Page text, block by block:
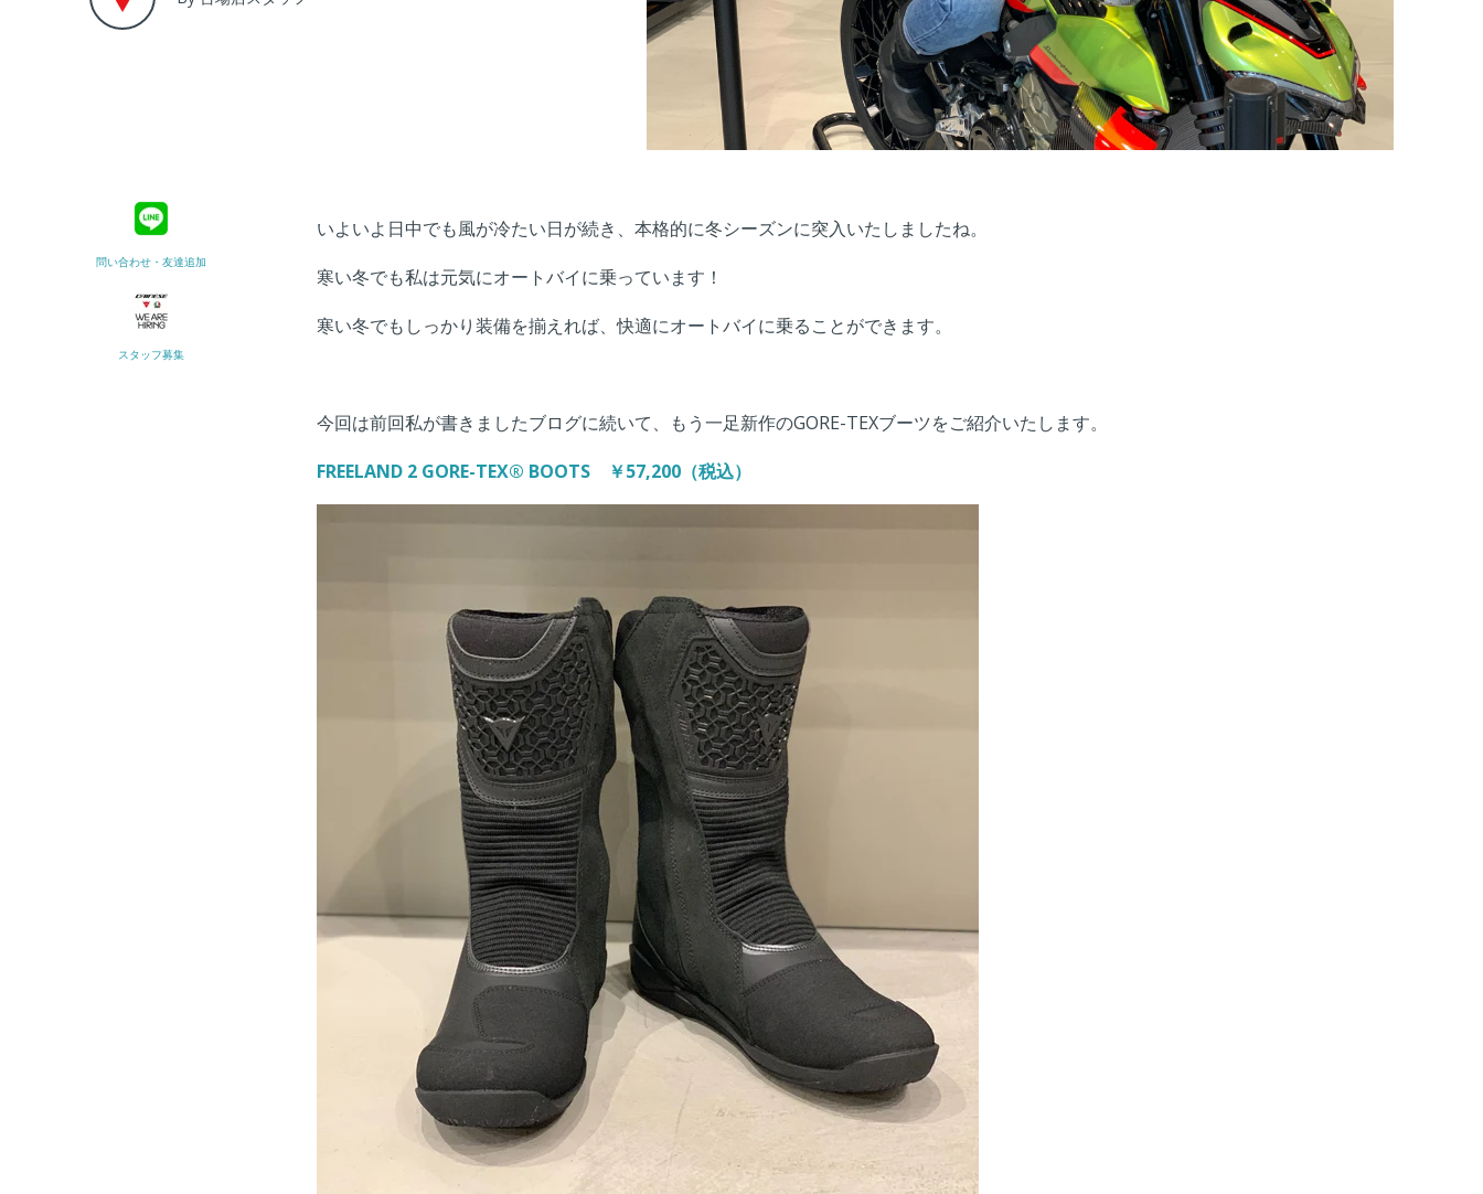
問い合わせ・友達追加
スタッフ募集
いよいよ日中でも風が冷たい日が続き、本格的に冬シーズンに突入いたしましたね。
寒い冬でも私は元気にオートバイに乗っています！
寒い冬でもしっかり装備を揃えれば、快適にオートバイに乗ることができます。
今回は前回私が書きましたブログに続いて、もう一足新作のGORE-TEXブーツをご紹介いたします。
FREELAND 2 GORE-TEX® BOOTS ￥57,200（税込）